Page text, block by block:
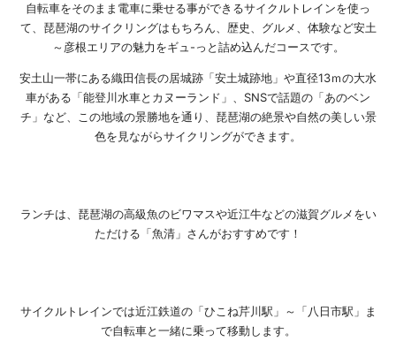
自転車をそのまま電車に乗せる事ができるサイクルトレインを使っ
て、琵琶湖のサイクリングはもちろん、歴史、グルメ、体験など安土
～彦根エリアの魅力をギュ-っと詰め込んだコースです。
安土山一帯にある織田信長の居城跡「安土城跡地」や直径13ｍの大水
車がある「能登川水車とカヌーランド」、SNSで話題の「あのベン
チ」など、この地域の景勝地を通り、琵琶湖の絶景や自然の美しい景
色を見ながらサイクリングができます。
ランチは、琵琶湖の高級魚のビワマスや近江牛などの滋賀グルメをい
ただける「魚清」さんがおすすめです！
サイクルトレインでは近江鉄道の「ひこね芹川駅」～「八日市駅」ま
で自転車と一緒に乗って移動します。